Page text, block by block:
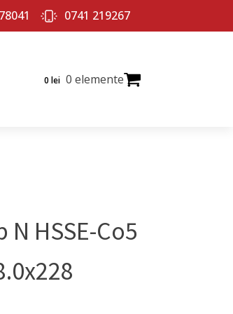
0741 219267
0 lei 0 elemente
HSSE-Co5